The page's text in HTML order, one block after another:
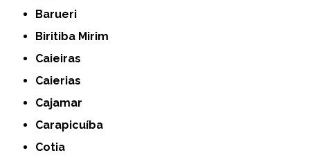
Barueri
Biritiba Mirim
Caieiras
Caierias
Cajamar
Carapicuíba
Cotia